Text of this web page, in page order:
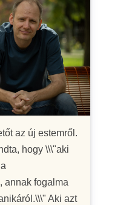
az új estemről.
hogy \\\"aki
annak fogalma
Aki azt